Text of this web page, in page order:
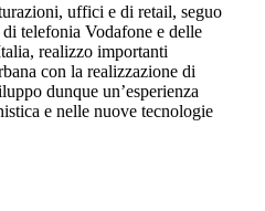
uffici e di retail, seguo
telefonia Vodafone e delle
realizzo importanti
con la realizzazione di
dunque un’esperienza
e nelle nuove tecnologie